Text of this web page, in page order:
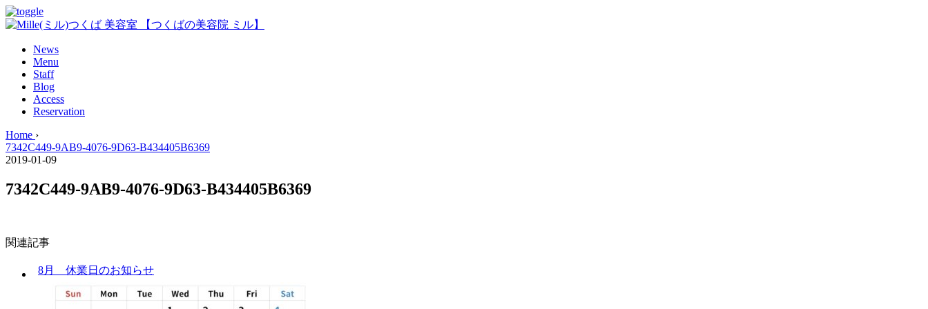
News
Menu
Staff
Blog
Access
Reservation
Home ›
7342C449-9AB9-4076-9D63-B434405B6369
2019-01-09
7342C449-9AB9-4076-9D63-B434405B6369
関連記事
8月 休業日のお知らせ